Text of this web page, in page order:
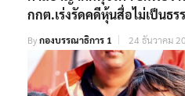
กกต.เร่งรัดคดีหุ้นสื่อไม่เป็นธร
Byกองบรรณาธิการ 1 24 ธันวาคม